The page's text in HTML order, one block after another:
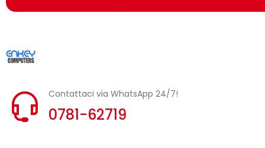
Contattaci via WhatsApp 24/7!
0781-62719